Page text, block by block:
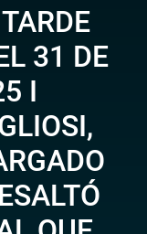
31 DE
I